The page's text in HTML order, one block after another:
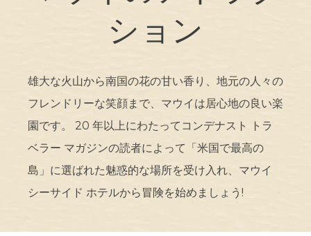
ション
雄大な火山から南国の花の甘い香り、地元の人々の
フレンドリーな笑顔まで、マウイは居心地の良い楽
園です。 20 年以上にわたってコンデナスト トラ
ベラー マガジンの読者によって「米国で最高の
島」に選ばれた魅惑的な場所を受け入れ、マウイ
シーサイド ホテルから冒険を始めましょう!